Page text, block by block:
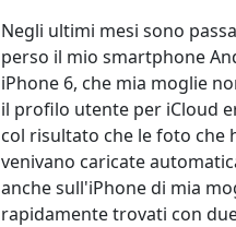
Negli ultimi mesi sono
perso il mio smartphone
iPhone 6, che mia moglie
il profilo utente per iCloud
col risultato che le foto che
venivano caricate
anche sull'iPhone di mia
rapidamente trovati con